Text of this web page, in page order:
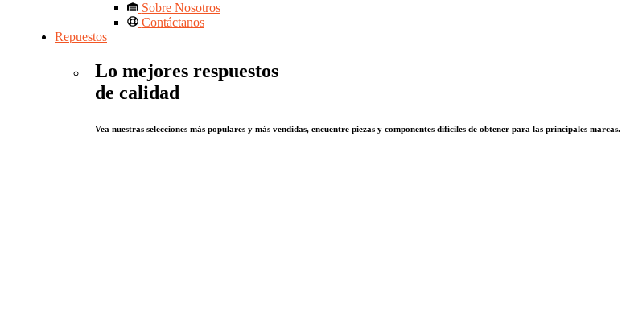
Sobre Nosotros
Contáctanos
Repuestos
Lo mejores respuestos
de calidad
Vea nuestras selecciones más populares y más vendidas, encuentre piezas y componentes difíciles de obtener para las principales marcas.